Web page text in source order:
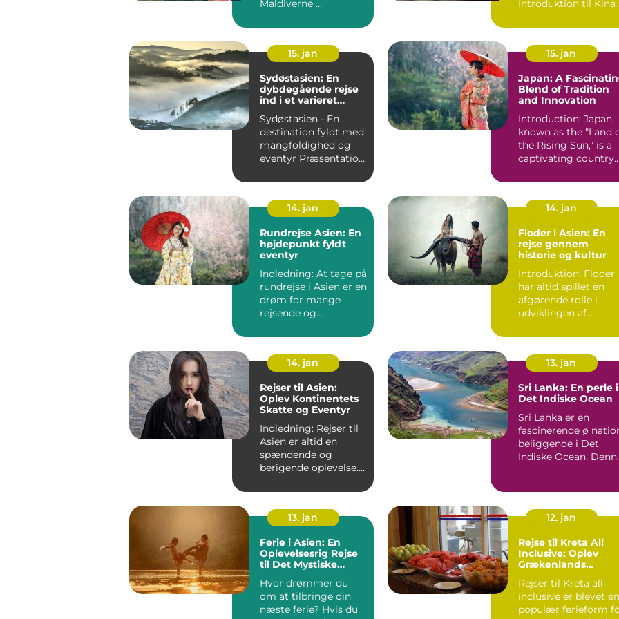
Maldiverne ...
15. jan
Sydøstasien: En
dybdegående rejse
ind i et varieret
Sydøstasien - En
destination fyldt med
mangfoldighed og
eventyr Præsentation
15. jan
Japan: A
Blend of Tradition
and Innovation
Introduction: Japan,
known as the "Land
the Rising Sun," is a
captivating country
14. jan
Rundrejse Asien: En
højdepunkt fyldt
eventyr
Indledning: At tage på
rundrejse i Asien er en
drøm for mange
rejsende og
mennesker. D...
14. jan
Floder i Asien: En
rejse gennem
historie og kultur
Introduktion: Floder
har altid spillet en
afgørende rolle i
udviklingen af
kulture...
14. jan
Rejser til Asien:
Oplev Kontinentets
Skatte og Eventyr
Indledning: Rejser til
Asien er altid en
spændende og
berigende oplevelse.
enes...
13. jan
Sri Lanka: En perle i
Det Indiske Ocean
Sri Lanka er en
fascinerende ø
beliggende i Det
Indiske Ocean.
13. jan
Ferie i Asien: En
Oplevelsesrig Rejse
til Det Mystiske
Hvor drømmer du
om at tilbringe din
næste ferie? Hvis du
12. jan
Rejse til Kreta All
Inclusive: Oplev
Grækenlands
Rejser til Kreta all
inclusive er blevet en
populær ferieform